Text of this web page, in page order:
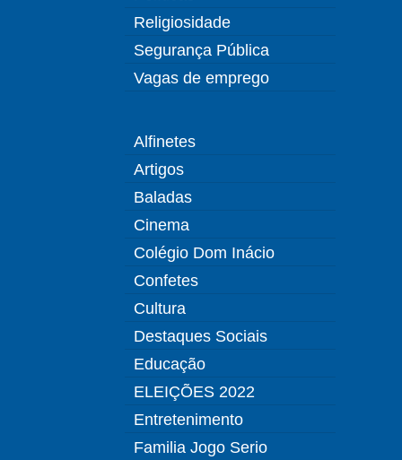
Religiosidade
Segurança Pública
Vagas de emprego
Alfinetes
Artigos
Baladas
Cinema
Colégio Dom Inácio
Confetes
Cultura
Destaques Sociais
Educação
ELEIÇÕES 2022
Entretenimento
Familia Jogo Serio